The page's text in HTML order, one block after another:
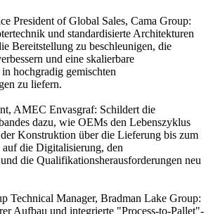
President of Global Sales, Cama Group:
und standardisierte Architekturen
Bereitstellung zu beschleunigen, die
und eine skalierbare
hochgradig gemischten
zu liefern.
AMEC Envasgraf: Schildert die
dazu, wie OEMs den Lebenszyklus
Konstruktion über die Lieferung bis zum
die Digitalisierung, den
die Qualifikationsherausforderungen neu
Technical Manager, Bradman Lake Group:
Aufbau und integrierte "Process-to-Pallet"-